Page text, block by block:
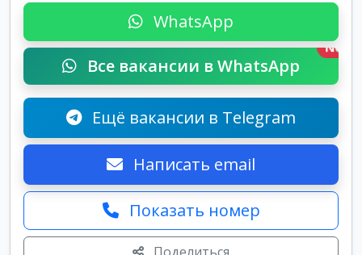
WhatsApp
Все вакансии в WhatsApp
New
Ещё вакансии в Telegram
Написать email
Показать номер